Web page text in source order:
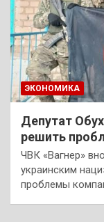
ЭКОНОМИКА
Депутат
решить
ЧВК «Вагнер»
украинским
проблемы